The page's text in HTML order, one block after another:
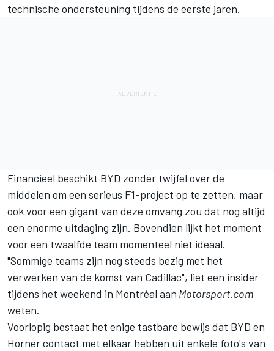
technische ondersteuning tijdens de eerste jaren.
Financieel beschikt BYD zonder twijfel over de
middelen om een serieus F1-project op te zetten, maar
ook voor een gigant van deze omvang zou dat nog altijd
een enorme uitdaging zijn. Bovendien lijkt het moment
voor een twaalfde team momenteel niet ideaal.
"Sommige teams zijn nog steeds bezig met het
verwerken van de komst van Cadillac", liet een insider
tijdens het weekend in Montréal aan Motorsport.com
weten.
Voorlopig bestaat het enige tastbare bewijs dat BYD en
Horner contact met elkaar hebben uit enkele foto's van